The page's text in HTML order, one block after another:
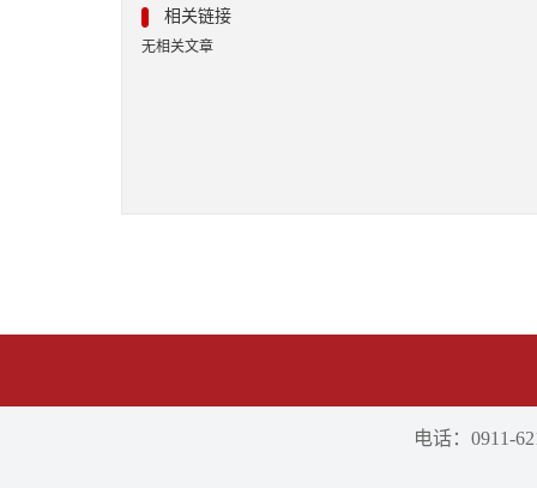
相关链接
无相关文章
电话：0911-